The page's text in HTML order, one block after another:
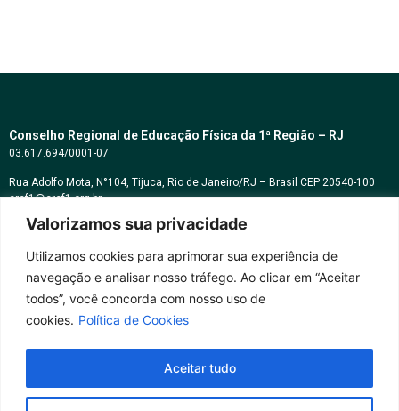
Valorizamos sua privacidade
Utilizamos cookies para aprimorar sua experiência de
navegação e analisar nosso tráfego. Ao clicar em “Aceitar
todos”, você concorda com nosso uso de
cookies. Política de Cookies
Aceitar tudo
Conselho Regional de Educação Física da 1ª Região – RJ
03.617.694/0001-07
Rua Adolfo Mota, N°104, Tijuca, Rio de Janeiro/RJ – Brasil CEP 20540-100
cref1@cref1.org.br
Assessoria de comunicação:
Horários de atendimento:
Whatsapp: (21) 2569-2398